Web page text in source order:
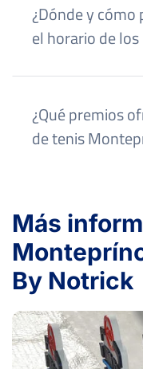
¿Dónde y cómo
el horario de
¿Qué premios
de tenis
Más
By Notrick